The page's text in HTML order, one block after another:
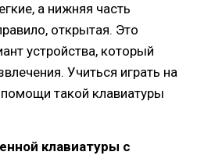
а нижняя часть
открытая. Это
устройства, который
Учиться играть на
помощи такой клавиатуры
клавиатуры с